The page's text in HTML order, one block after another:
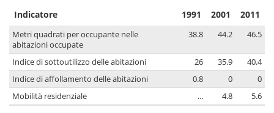
Indicatore 1991 2001 2011
Metri quadrati per occupante nelle
abitazioni occupate
38.8 44.2 46.5
Indice di sottoutilizzo delle abitazioni 26 35.9
40.4
Indice di affollamento delle abitazioni
0.8 0
0
Mobilità residenziale
... 4.8 5.6